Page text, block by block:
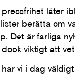
låter
berätta om
Det är farliga
viktigt att
har vi i dag